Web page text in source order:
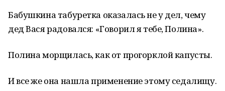
Бабушкина табуретка оказалась не у дел, чему
дед Вася радовался: «Говорил я тебе, Полина».
Полина морщилась, как от прогорклой капусты.
И все же она нашла применение этому седалищу.